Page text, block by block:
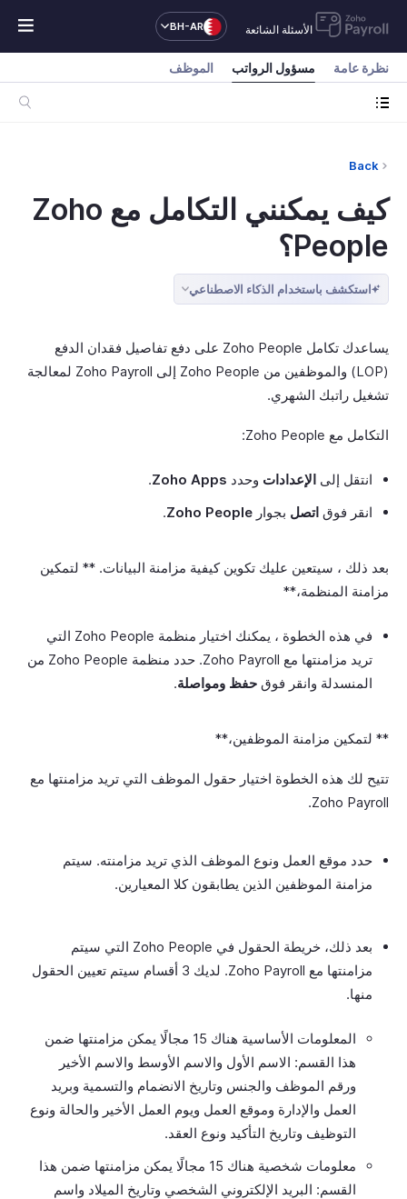
الأسئلة الشائعة BH-AR
نظرة عامة مسؤول الرواتب الموظف
Back
كيف يمكنني التكامل مع Zoho
People؟
استكشف باستخدام الذكاء الاصطناعي
يساعدك تكامل Zoho People على دفع تفاصيل فقدان الدفع
(LOP) والموظفين من Zoho People إلى Zoho Payroll لمعالجة
تشغيل راتبك الشهري.
التكامل مع Zoho People:
انتقل إلى الإعدادات وحدد Zoho Apps
.
انقر فوق اتصل بجوار Zoho People
.
بعد ذلك ، سيتعين عليك تكوين كيفية مزامنة البيانات. ** لتمكين
مزامنة المنظمة،**
في هذه الخطوة ، يمكنك اختيار منظمة Zoho People التي
تريد مزامنتها مع Zoho Payroll. حدد منظمة Zoho People من
المنسدلة وانقر فوق حفظ ومواصلة.
** لتمكين مزامنة الموظفين،**
تتيح لك هذه الخطوة اختيار حقول الموظف التي تريد مزامنتها مع
Zoho Payroll.
حدد موقع العمل ونوع الموظف الذي تريد مزامنته. سيتم
مزامنة الموظفين الذين يطابقون كلا المعيارين.
بعد ذلك، خريطة الحقول في Zoho People التي سيتم
مزامنتها مع Zoho Payroll. لديك 3 أقسام سيتم تعيين الحقول
منها.
المعلومات الأساسية هناك 15 مجالًا يمكن مزامنتها ضمن
هذا القسم: الاسم الأول والاسم الأوسط والاسم الأخير
ورقم الموظف والجنس وتاريخ الانضمام والتسمية وبريد
العمل والإدارة وموقع العمل ويوم العمل الأخير والحالة ونوع
التوظيف وتاريخ التأكيد ونوع العقد.
معلومات شخصية هناك 15 مجالًا يمكن مزامنتها ضمن هذا
القسم: البريد الإلكتروني الشخصي وتاريخ الميلاد واسم